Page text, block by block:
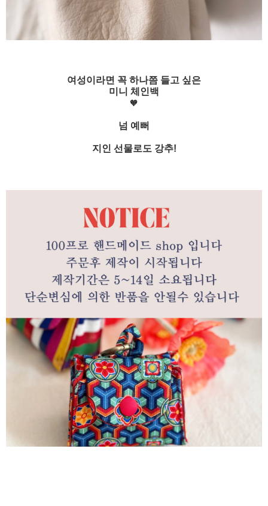
여성이라면 꼭 하나쯤 들고 싶은
미니 체인백
🧡
넘 예뻐
지인 선물로도 강추!